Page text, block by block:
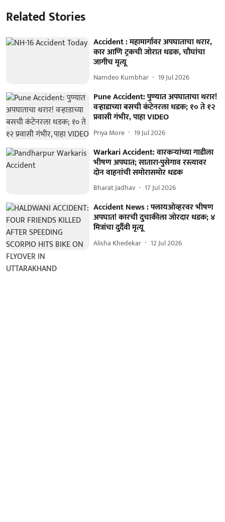
Related Stories
Accident : महामार्गावर अपघाताचा थरार,
कार आणि ट्रकची जोरात धडक, चौघांचा
जागीच मृत्यू
Namdeo Kumbhar 19 Jul 2026
Pune Accident: पुण्यात अपघाताचा थरार!
वऱ्हाडाच्या बसची कंटेनरला धडक; १० ते १२
प्रवासी गंभीर, पाहा VIDEO
Priya More 19 Jul 2026
Warkari Accident: वारकऱ्यांच्या गाडीला
भीषण अपघात; सातारा-पुसेगाव रस्त्यावर
दोन वाहनांची समोरासमोर धडक
Bharat Jadhav 17 Jul 2026
Accident News : फ्लायओव्हरवर भीषण
अपघात! कारची दुचाकीला जोरदार धडक; ४
मित्रांचा दुर्दैवी मृत्यू
Alisha Khedekar 12 Jul 2026